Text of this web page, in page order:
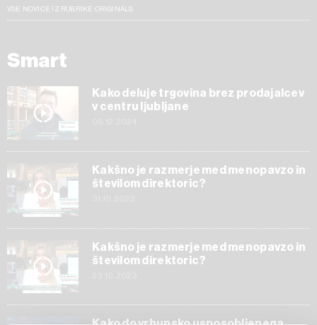
VSE NOVICE IZ RUBRIKE ORIGINALS
Smart
Kako deluje trgovina brez prodajalcev
v centru ljubljane
Kakšno je razmerje med menopavzo in
številom direktoric?
Kakšno je razmerje med menopavzo in
številom direktoric?